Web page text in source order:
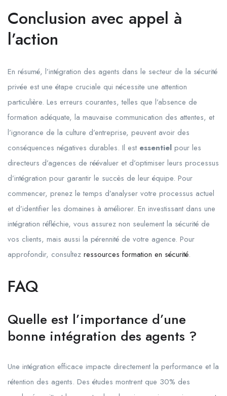
Conclusion avec appel à
l’action
En résumé, l’intégration des agents dans le secteur de la sécurité
privée est une étape cruciale qui nécessite une attention
particulière. Les erreurs courantes, telles que l’absence de
formation adéquate, la mauvaise communication des attentes, et
l’ignorance de la culture d’entreprise, peuvent avoir des
conséquences négatives durables. Il est essentiel pour les
directeurs d’agences de réévaluer et d’optimiser leurs processus
d’intégration pour garantir le succès de leur équipe. Pour
commencer, prenez le temps d’analyser votre processus actuel
et d’identifier les domaines à améliorer. En investissant dans une
intégration réfléchie, vous assurez non seulement la sécurité de
vos clients, mais aussi la pérennité de votre agence. Pour
approfondir, consultez ressources formation en sécurité.
FAQ
Quelle est l’importance d’une
bonne intégration des agents ?
Une intégration efficace impacte directement la performance et la
rétention des agents. Des études montrent que 30% des